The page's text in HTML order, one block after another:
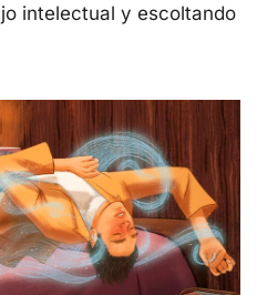
intelectual y escoltando